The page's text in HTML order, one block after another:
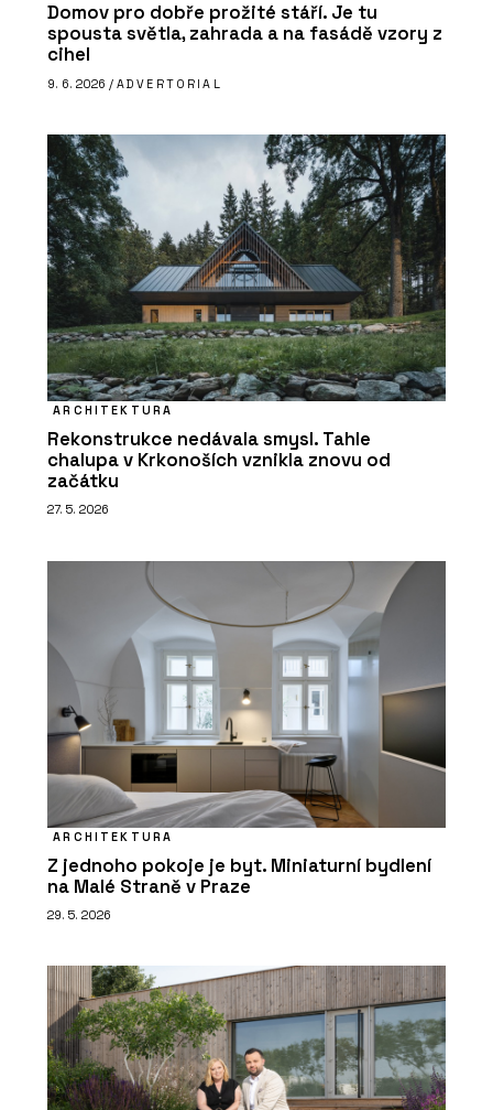
Domov pro dobře prožité stáří. Je tu
spousta světla, zahrada a na fasádě vzory z
cihel
9. 6. 2026 / ADVERTORIAL
ARCHITEKTURA
Rekonstrukce nedávala smysl. Tahle
chalupa v Krkonoších vznikla znovu od
začátku
27. 5. 2026
ARCHITEKTURA
Z jednoho pokoje je byt. Miniaturní bydlení
na Malé Straně v Praze
29. 5. 2026